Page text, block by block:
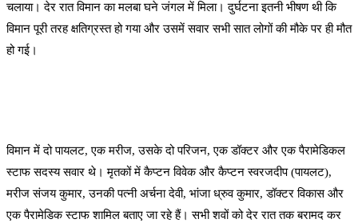
चलाया। देर रात विमान का मलबा घने जंगल में मिला। दुर्घटना इतनी भीषण थी कि
विमान पूरी तरह क्षतिग्रस्त हो गया और उसमें सवार सभी सात लोगों की मौके पर ही मौत
हो गई।
विमान में दो पायलट, एक मरीज, उसके दो परिजन, एक डॉक्टर और एक पैरामेडिकल
स्टाफ सदस्य सवार थे। मृतकों में कैप्टन विवेक और कैप्टन स्वरजदीप (पायलट),
मरीज संजय कुमार, उनकी पत्नी अर्चना देवी, भांजा ध्रुव कुमार, डॉक्टर विकास और
एक पैरामेडिक स्टाफ शामिल बताए जा रहे हैं। सभी शवों को देर रात तक बरामद कर